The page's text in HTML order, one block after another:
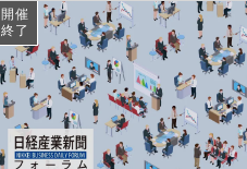
働き方改革 経営戦略 人事
経理 RPA バックオフィス
開催
終了